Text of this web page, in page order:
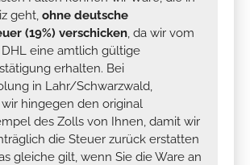
geht, ohne deutsche
(19%) verschicken, da wir vom
eine amtlich gültige
erhalten. Bei
in Lahr/Schwarzwald,
hingegen den original
des Zolls von Ihnen, damit wir
die Steuer zurück erstatten
gleiche gilt, wenn Sie die Ware an